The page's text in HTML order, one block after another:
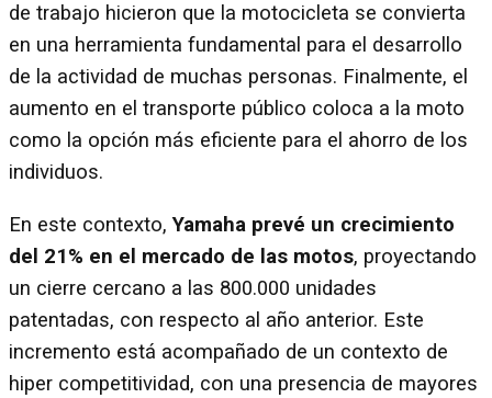
de trabajo hicieron que la motocicleta se convierta
en una herramienta fundamental para el desarrollo
de la actividad de muchas personas. Finalmente, el
aumento en el transporte público coloca a la moto
como la opción más eficiente para el ahorro de los
individuos.
En este contexto,Yamaha prevé un crecimiento
del 21% en el mercado de las motos, proyectando
un cierre cercano a las 800.000 unidades
patentadas, con respecto al año anterior. Este
incremento está acompañado de un contexto de
hiper competitividad, con una presencia de mayores